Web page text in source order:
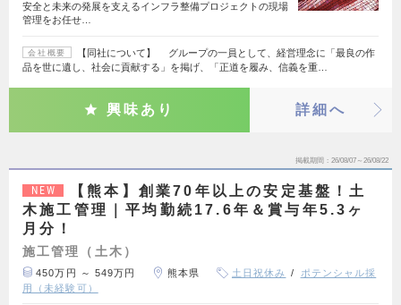
安全と未来の発展を支えるインフラ整備プロジェクトの現場
管理をお任せ…
会社概要
【同社について】 グループの一員として、経営理念に「最良の作
品を世に遺し、社会に貢献する」を掲げ、「正道を履み、信義を重…
興味あり 詳細へ
掲載期間 26/08/07～26/08/22
NEW
【熊本】創業70年以上の安定基盤！土
木施工管理｜平均勤続17.6年＆賞与年5.3ヶ
月分！
施工管理（土木）
450万円 ～ 549万円 熊本県 土日祝休み
ポテンシャル採
用（未経験可）